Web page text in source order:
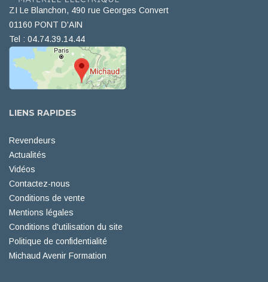
ZI Le Blanchon, 490 rue Georges Convert
01160 PONT D'AIN
Tel : 04.74.39.14.44
LIENS RAPIDES
Revendeurs
Actualités
Vidéos
Contactez-nous
Conditions de vente
Mentions légales
Conditions d'utilisation du site
Politique de confidentialité
Michaud Avenir Formation